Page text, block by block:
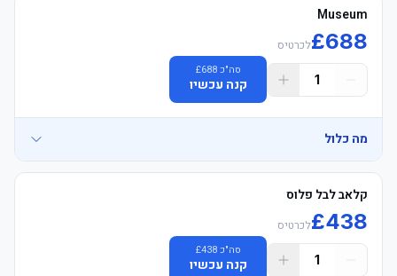
Museum
£688 לכרטיס
1
סה"כ £688
קנה עכשיו
מה כלול
קלאב לבל פלוס
£438 לכרטיס
1
סה"כ £438
קנה עכשיו